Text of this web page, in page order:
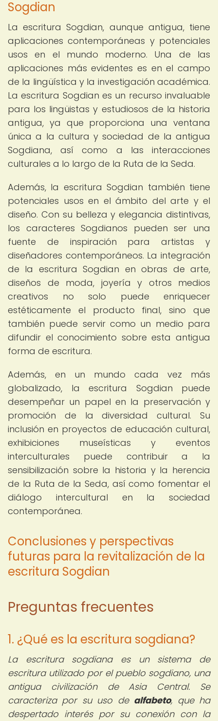
Sogdian
La escritura Sogdian, aunque antigua, tiene
aplicaciones contemporáneas y potenciales
usos en el mundo moderno. Una de las
aplicaciones más evidentes es en el campo
de la lingüística y la investigación académica.
La escritura Sogdian es un recurso invaluable
para los lingüistas y estudiosos de la historia
antigua, ya que proporciona una ventana
única a la cultura y sociedad de la antigua
Sogdiana, así como a las interacciones
culturales a lo largo de la Ruta de la Seda.
Además, la escritura Sogdian también tiene
potenciales usos en el ámbito del arte y el
diseño. Con su belleza y elegancia distintivas,
los caracteres Sogdianos pueden ser una
fuente de inspiración para artistas y
diseñadores contemporáneos. La integración
de la escritura Sogdian en obras de arte,
diseños de moda, joyería y otros medios
creativos no solo puede enriquecer
estéticamente el producto final, sino que
también puede servir como un medio para
difundir el conocimiento sobre esta antigua
forma de escritura.
Además, en un mundo cada vez más
globalizado, la escritura Sogdian puede
desempeñar un papel en la preservación y
promoción de la diversidad cultural. Su
inclusión en proyectos de educación cultural,
exhibiciones museísticas y eventos
interculturales puede contribuir a la
sensibilización sobre la historia y la herencia
de la Ruta de la Seda, así como fomentar el
diálogo intercultural en la sociedad
contemporánea.
Conclusiones y perspectivas
futuras para la revitalización de la
escritura Sogdian
Preguntas frecuentes
1. ¿Qué es la escritura sogdiana?
La escritura sogdiana es un sistema de
escritura utilizado por el pueblo sogdiano, una
antigua civilización de Asia Central. Se
caracteriza por su uso de alfabeto, que ha
despertado interés por su conexión con la